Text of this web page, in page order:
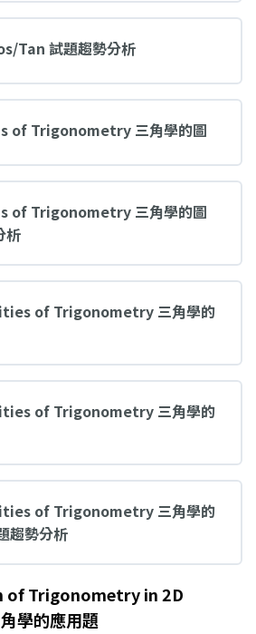
Tan 試題趨勢分析
of Trigonometry 三角學的圖
of Trigonometry 三角學的圖
析
of Trigonometry 三角學的
of Trigonometry 三角學的
of Trigonometry 三角學的
趨勢分析
of Trigonometry in 2D
學的應用題